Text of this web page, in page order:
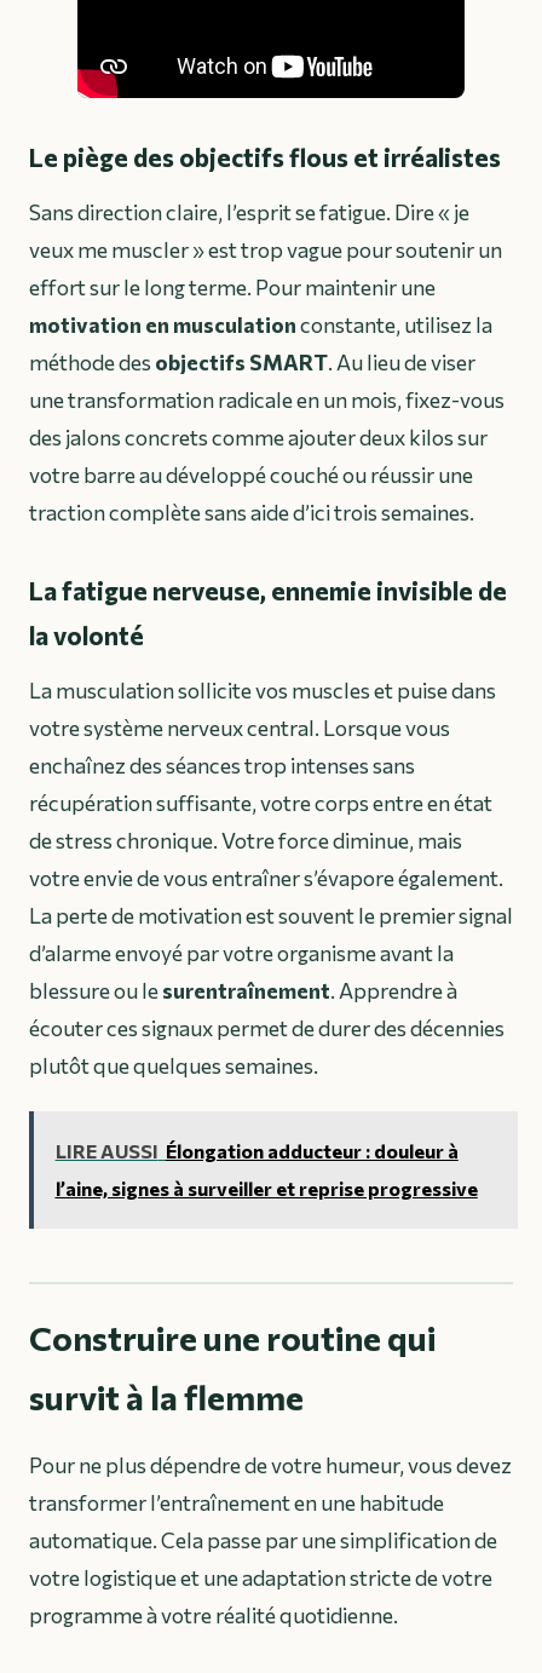
Le piège des objectifs flous et irréalistes
Sans direction claire, l’esprit se fatigue. Dire « je
veux me muscler » est trop vague pour soutenir un
effort sur le long terme. Pour maintenir une
motivation en musculationconstante, utilisez la
méthode desobjectifs SMART. Au lieu de viser
une transformation radicale en un mois, fixez-vous
des jalons concrets comme ajouter deux kilos sur
votre barre au développé couché ou réussir une
traction complète sans aide d’ici trois semaines.
La fatigue nerveuse, ennemie invisible de
la volonté
La musculation sollicite vos muscles et puise dans
votre système nerveux central. Lorsque vous
enchaînez des séances trop intenses sans
récupération suffisante, votre corps entre en état
de stress chronique. Votre force diminue, mais
votre envie de vous entraîner s’évapore également.
La perte de motivation est souvent le premier signal
d’alarme envoyé par votre organisme avant la
blessure ou lesurentraînement. Apprendre à
écouter ces signaux permet de durer des décennies
plutôt que quelques semaines.
LIRE AUSSI Élongation adducteur : douleur à
l’aine, signes à surveiller et reprise progressive
Construire une routine qui
survit à la flemme
Pour ne plus dépendre de votre humeur, vous devez
transformer l’entraînement en une habitude
automatique. Cela passe par une simplification de
votre logistique et une adaptation stricte de votre
programme à votre réalité quotidienne.